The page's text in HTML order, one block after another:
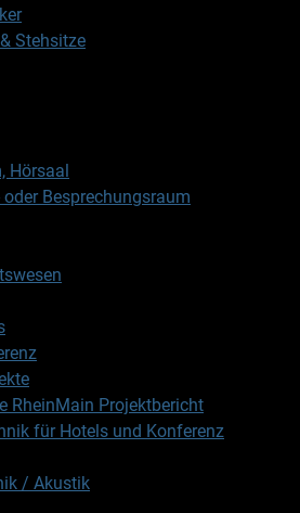
Stehsitze
Hörsaal
oder Besprechungsraum
RheinMain Projektbericht
für Hotels und Konferenz
/ Akustik